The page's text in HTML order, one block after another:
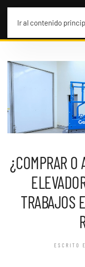
Ir al contenido
¿COMPRAR O
TRABAJOS
ESCRITO